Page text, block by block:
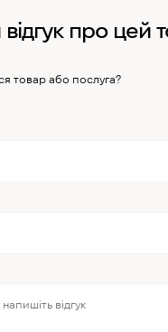
відгук про цей
товар або послуга?